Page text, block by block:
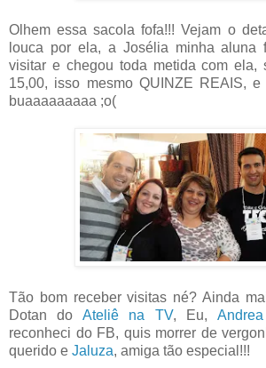
Olhem essa sacola fofa!!! Vejam o
louca por ela, a Josélia minha
visitar e chegou toda metida com ela,
15,00, isso mesmo QUINZE REAIS,
buaaaaaaaaa ;o(
Tão bom receber visitas né? Ainda
Dotan do Ateliê na TV, Eu,
reconheci do FB, quis morrer de
querido e Jaluza, amiga tão especial!!!